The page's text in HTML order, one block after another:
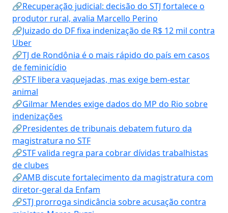
🔗Recuperação judicial: decisão do STJ fortalece o
produtor rural, avalia Marcello Perino
🔗Juizado do DF fixa indenização de R$ 12 mil contra
Uber
🔗TJ de Rondônia é o mais rápido do país em casos
de feminicídio
🔗STF libera vaquejadas, mas exige bem-estar
animal
🔗Gilmar Mendes exige dados do MP do Rio sobre
indenizações
🔗Presidentes de tribunais debatem futuro da
magistratura no STF
🔗STF valida regra para cobrar dívidas trabalhistas
de clubes
🔗AMB discute fortalecimento da magistratura com
diretor-geral da Enfam
🔗STJ prorroga sindicância sobre acusação contra